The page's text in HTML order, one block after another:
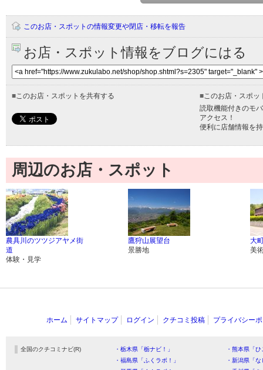
このお店・スポットの情報変更や閉店・移転を報告
お店・スポット情報をブログにはる
■このお店・スポットを共有する ■このお店・スポッ
読取機能付きのモ
アクセス！
便利に店舗情報を
周辺のお店・スポット
農具川のツツジアヤメ街
道
体験・見学
鷹狩山展望台
景勝地
大
美
ホーム サイトマップ ログイン クチコミ投稿 プライバシー
全国のクチコミナビ(R) ・栃木県「栃ナビ！」
・熊本県「
・福島県「ふくラボ！」
・新潟県「